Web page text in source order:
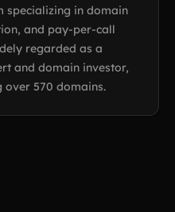
specializing in domain
and pay-per-call
regarded as a
and domain investor,
570 domains.